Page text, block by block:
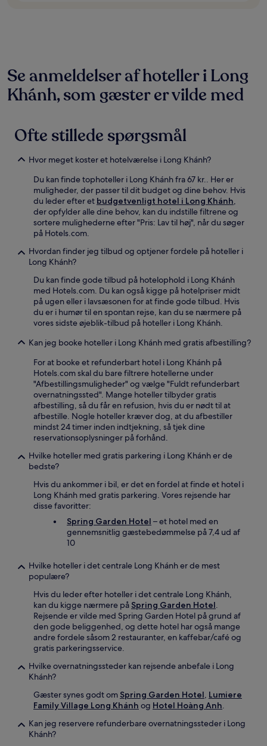
gælde.
Se anmeldelser af hoteller i Long
Khánh, som gæster er vilde med
Ofte stillede spørgsmål
Hvor meget koster et hotelværelse i Long Khánh?
Du kan finde tophoteller i Long Khánh fra 67 kr.. Her er
muligheder, der passer til dit budget og dine behov. Hvis
du leder efter et budgetvenligt hotel i Long Khánh,
der opfylder alle dine behov, kan du indstille filtrene og
sortere mulighederne efter "Pris: Lav til høj", når du søger
på Hotels.com.
Hvordan finder jeg tilbud og optjener fordele på hoteller i
Long Khánh?
Du kan finde gode tilbud på hotelophold i Long Khánh
med Hotels.com. Du kan også kigge på hotelpriser midt
på ugen eller i lavsæsonen for at finde gode tilbud. Hvis
du er i humør til en spontan rejse, kan du se nærmere på
vores sidste øjeblik-tilbud på hoteller i Long Khánh.
Kan jeg booke hoteller i Long Khánh med gratis afbestilling?
For at booke et refunderbart hotel i Long Khánh på
Hotels.com skal du bare filtrere hotellerne under
"Afbestillingsmuligheder" og vælge "Fuldt refunderbart
overnatningssted". Mange hoteller tilbyder gratis
afbestilling, så du får en refusion, hvis du er nødt til at
afbestille. Nogle hoteller kræver dog, at du afbestiller
mindst 24 timer inden indtjekning, så tjek dine
reservationsoplysninger på forhånd.
Hvilke hoteller med gratis parkering i Long Khánh er de
bedste?
Hvis du ankommer i bil, er det en fordel at finde et hotel i
Long Khánh med gratis parkering. Vores rejsende har
disse favoritter:
Spring Garden Hotel – et hotel med en
gennemsnitlig gæstebedømmelse på 7,4 ud af
10
Hvilke hoteller i det centrale Long Khánh er de mest
populære?
Hvis du leder efter hoteller i det centrale Long Khánh,
kan du kigge nærmere på Spring Garden Hotel.
Rejsende er vilde med Spring Garden Hotel på grund af
den gode beliggenhed, og dette hotel har også mange
andre fordele såsom 2 restauranter, en kaffebar/café og
gratis parkeringsservice.
Hvilke overnatningssteder kan rejsende anbefale i Long
Khánh?
Gæster synes godt om Spring Garden Hotel, Lumiere
Family Village Long Khánh og Hotel Hoàng Anh.
Kan jeg reservere refunderbare overnatningssteder i Long
Khánh?